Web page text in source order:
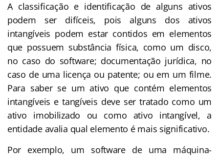
A classificação e identificação de alguns ativos
podem ser difíceis, pois alguns dos ativos
intangíveis podem estar contidos em elementos
que possuem substância física, como um disco,
no caso do software; documentação jurídica, no
caso de uma licença ou patente; ou em um filme.
Para saber se um ativo que contém elementos
intangíveis e tangíveis deve ser tratado como um
ativo imobilizado ou como ativo intangível, a
entidade avalia qual elemento é mais significativo.
Por exemplo, um software de uma máquina-